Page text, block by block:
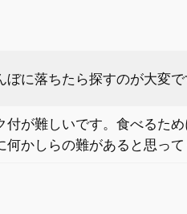
に落ちたら探すのが大変で
が難しいです。食べるた
かしらの難があると思って